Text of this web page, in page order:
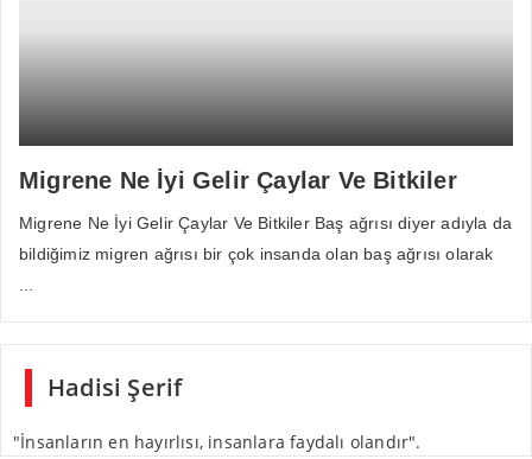
Migrene Ne İyi Gelir Çaylar Ve Bitkiler
Migrene Ne İyi Gelir Çaylar Ve Bitkiler Baş ağrısı diyer adıyla da
bildiğimiz migren ağrısı bir çok insanda olan baş ağrısı olarak
Hadisi Şerif
"İnsanların en hayırlısı, insanlara faydalı olandır".